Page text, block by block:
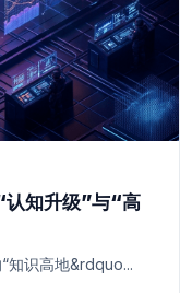
认知升级”与“高
知识高地&rdquo...